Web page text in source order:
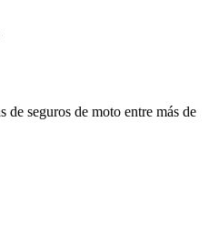
de seguros de moto entre más de